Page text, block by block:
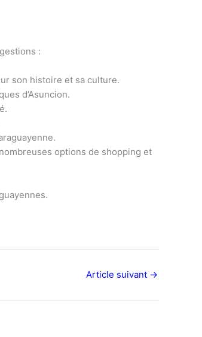
:
son histoire et sa culture.
d’Asuncion.
options de shopping et
Article suivant →